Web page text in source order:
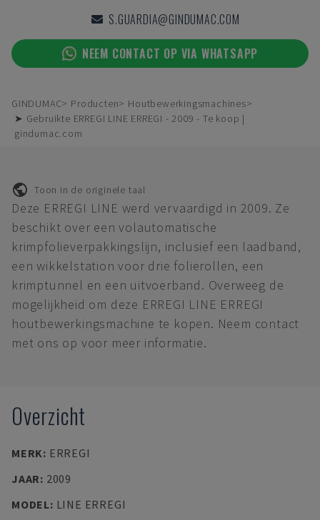
S.GUARDIA@GINDUMAC.COM
NEEM CONTACT OP VIA WHATSAPP
GINDUMAC Producten
Houtbewerkingsmachines
➤ Gebruikte ERREGI LINE ERREGI - 2009 - Te koop |
gindumac.com
Toon in de originele taal
Deze ERREGI LINE werd vervaardigd in 2009. Ze
beschikt over een volautomatische
krimpfolieverpakkingslijn, inclusief een laadband,
een wikkelstation voor drie folierollen, een
krimptunnel en een uitvoerband. Overweeg de
mogelijkheid om deze ERREGI LINE ERREGI
houtbewerkingsmachine te kopen. Neem contact
met ons op voor meer informatie.
Overzicht
MERK: ERREGI
JAAR: 2009
MODEL: LINE ERREGI